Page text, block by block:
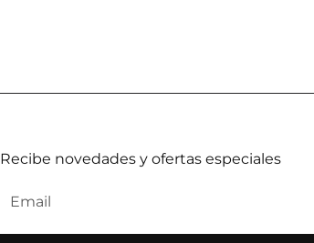
Recibe novedades y ofertas especiales